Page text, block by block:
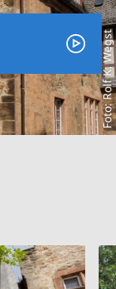
Foto: Rolf K. Wegst